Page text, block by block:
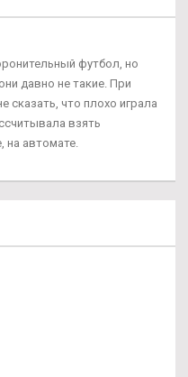
футбол, но
давно не такие. При
сказать, что плохо играла
взять
на автомате.